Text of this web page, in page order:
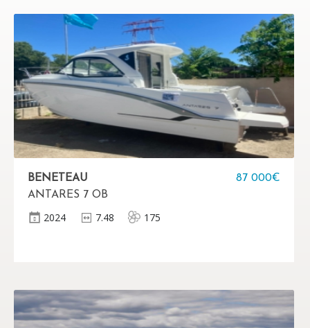
BENETEAU
ANTARES 7 OB
87 000€
2024 7.48 175